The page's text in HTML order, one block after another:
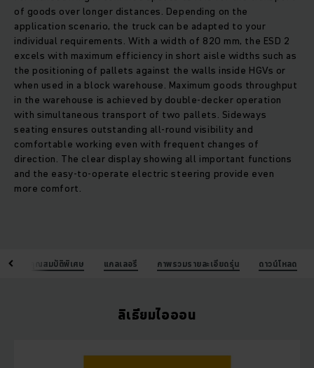
of goods over longer distances. Depending on the
application scenario, the truck can be adapted to your
individual requirements. With a width of 820 mm, the ESD 2
excels with maximum efficiency in short aisle widths such as
the positioning of pallets against the walls inside HGVs or
when used in a block warehouse. Maximum goods throughput
in the warehouse is achieved by double-decker operation
with simultaneous transport of two pallets. Sideways
seating ensures outstanding all-round visibility and
comfortable working even with frequent changes of
direction. The clear display showing all important functions
and the easy-to-operate electric steering provide even
more comfort.
น คุณสมบัติพิเศษ แกลเลอรี ภาพรวมรายละเอียดรุ่น ดาวน์โหลด
ลิเธียมไอออน